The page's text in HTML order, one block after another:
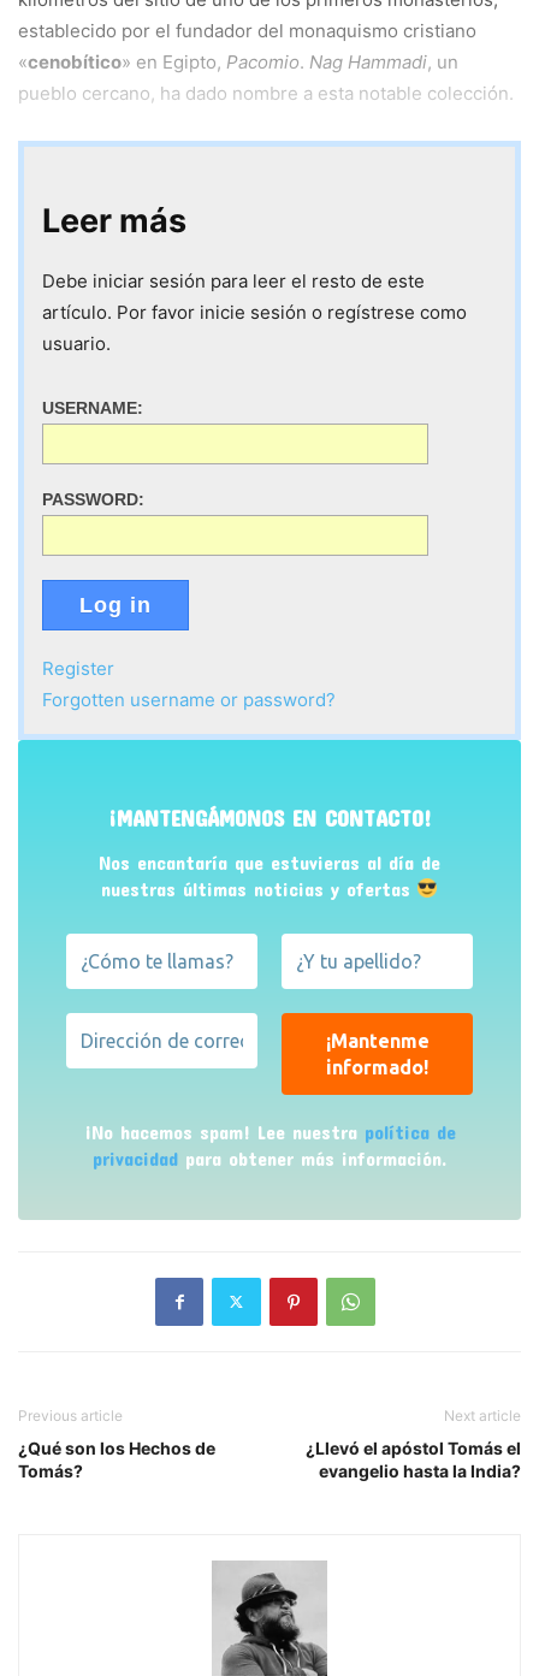
establecido por el fundador del monaquismo cristiano
«cenobítico» en Egipto, Pacomio. Nag Hammadi, un
pueblo cercano, ha dado nombre a esta notable colección.
Leer más
Debe iniciar sesión para leer el resto de este
artículo. Por favor inicie sesión o regístrese como
usuario.
USERNAME:
PASSWORD:
Log in
Register
Forgotten username or password?
¡MANTENGÁMONOS EN CONTACTO!
Nos encantaría que estuvieras al día de
nuestras últimas noticias y ofertas
¡No hacemos spam! Lee nuestra política de
privacidad para obtener más información.
Previous article
¿Qué son los Hechos de
Tomás?
Next article
¿Llevó el apóstol Tomás el
evangelio hasta la India?